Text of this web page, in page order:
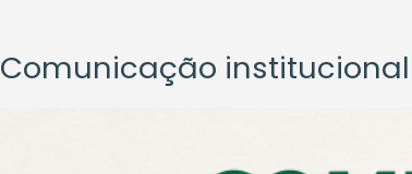
Comunicação institucional